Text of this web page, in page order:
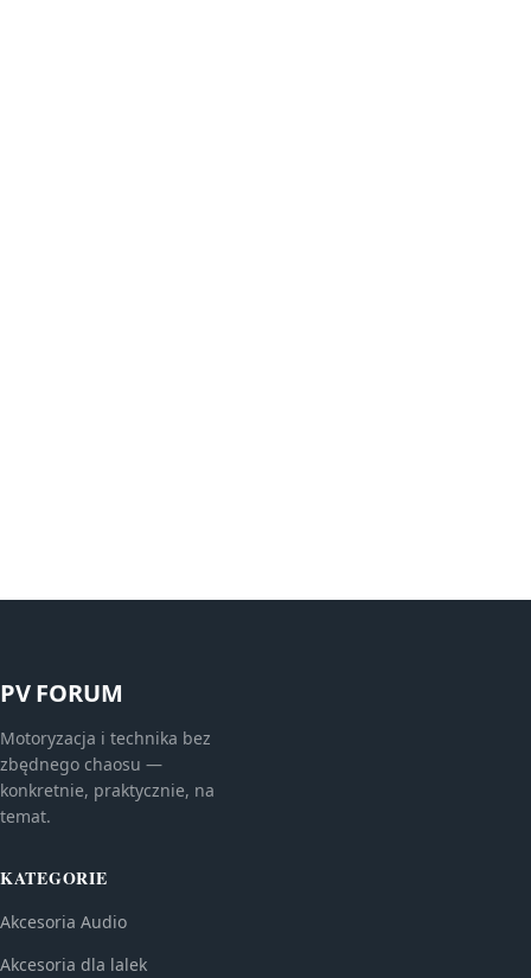
PV FORUM
Motoryzacja i technika bez
zbędnego chaosu —
konkretnie, praktycznie, na
temat.
KATEGORIE
Akcesoria Audio
Akcesoria dla lalek